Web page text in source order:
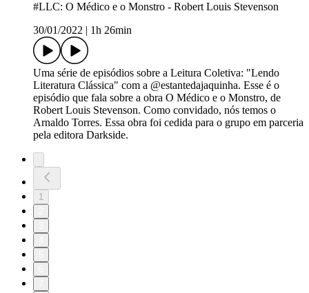
#LLC: O Médico e o Monstro - Robert Louis Stevenson
30/01/2022
1h 26min
Uma série de episódios sobre a Leitura Coletiva: "Lendo
Literatura Clássica" com a @estantedajaquinha. Esse é o
episódio que fala sobre a obra O Médico e o Monstro, de
Robert Louis Stevenson. Como convidado, nós temos o
Arnaldo Torres. Essa obra foi cedida para o grupo em parceria
pela editora Darkside.
1